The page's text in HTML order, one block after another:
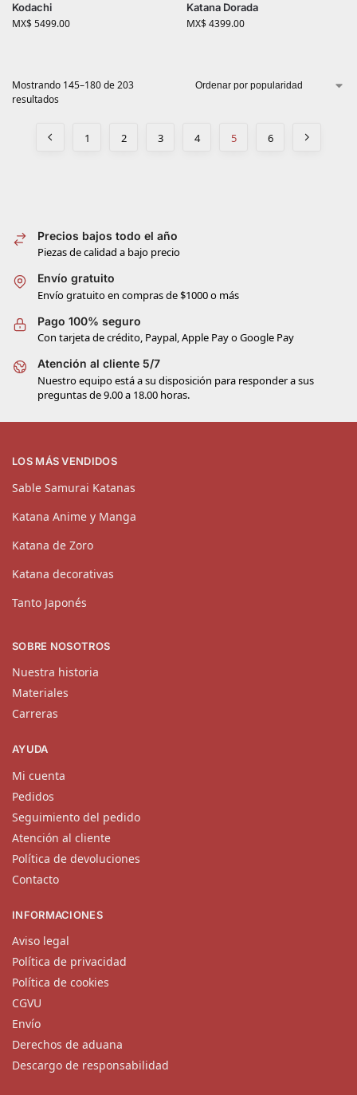
Kodachi
MX$5499.00
Katana Dorada
MX$4399.00
Mostrando 145–180 de 203
resultados
1 2 3 4 5 6
Precios bajos todo el año
Piezas de calidad a bajo precio
Envío gratuito
Envío gratuito en compras de $1000 o más
Pago 100% seguro
Con tarjeta de crédito, Paypal, Apple Pay o Google Pay
Atención al cliente 5/7
Nuestro equipo está a su disposición para responder a sus
preguntas de 9.00 a 18.00 horas.
LOS MÁS VENDIDOS
Sable Samurai Katanas
Katana Anime y Manga
Katana de Zoro
Katana decorativas
Tanto Japonés
SOBRE NOSOTROS
Nuestra historia
Materiales
Carreras
AYUDA
Mi cuenta
Pedidos
Seguimiento del pedido
Atención al cliente
Política de devoluciones
Contacto
INFORMACIONES
Aviso legal
Política de privacidad
Política de cookies
CGVU
Envío
Derechos de aduana
Descargo de responsabilidad